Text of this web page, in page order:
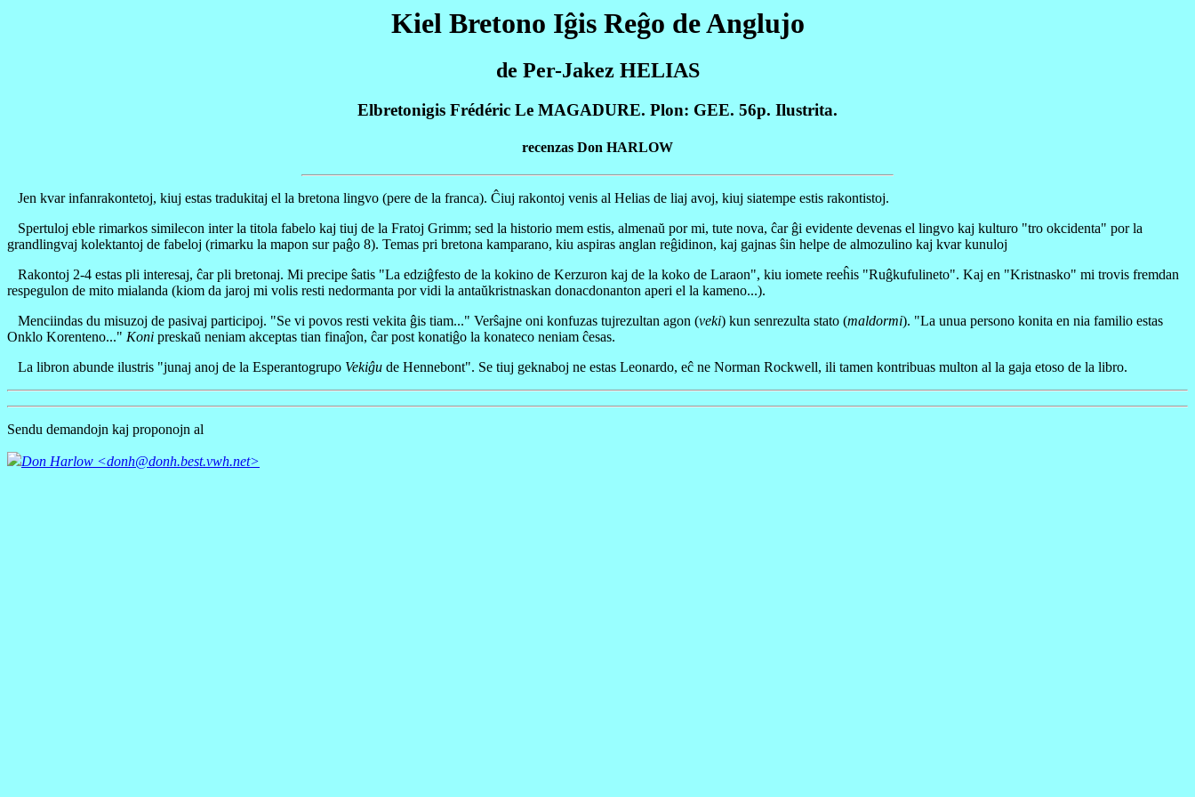
Kiel Bretono Iĝis Reĝo de Anglujo
de Per-Jakez HELIAS
Elbretonigis Frédéric Le MAGADURE. Plon: GEE. 56p. Ilustrita.
recenzas Don HARLOW
Jen kvar infanrakontetoj, kiuj estas tradukitaj el la bretona lingvo (pere de la franca). Ĉiuj rakontoj venis al Helias de liaj avoj, kiuj siatempe estis rakontistoj.
Spertuloj eble rimarkos similecon inter la titola fabelo kaj tiuj de la Fratoj Grimm; sed la historio mem estis, almenaŭ por mi, tute nova, ĉar ĝi evidente devenas el lingvo kaj kulturo "tro okcidenta" por la
grandlingvaj kolektantoj de fabeloj (rimarku la mapon sur paĝo 8). Temas pri bretona kamparano, kiu aspiras anglan reĝidinon, kaj gajnas ŝin helpe de almozulino kaj kvar kunuloj
Rakontoj 2-4 estas pli interesaj, ĉar pli bretonaj. Mi precipe ŝatis "La edziĝfesto de la kokino de Kerzuron kaj de la koko de Laraon", kiu iomete reeĥis "Ruĝkufulineto". Kaj en "Kristnasko" mi trovis fremdan
respegulon de mito mialanda (kiom da jaroj mi volis resti nedormanta por vidi la antaŭkristnaskan donacdonanton aperi el la kameno...).
Menciindas du misuzoj de pasivaj participoj. "Se vi povos resti vekita ĝis tiam..." Verŝajne oni konfuzas tujrezultan agon (veki) kun senrezulta stato (maldormi). "La unua persono konita en nia familio estas
Onklo Korenteno..." Koni preskaŭ neniam akceptas tian finaĵon, ĉar post konatiĝo la konateco neniam ĉesas.
La libron abunde ilustris "junaj anoj de la Esperantogrupo Vekiĝu de Hennebont". Se tiuj geknaboj ne estas Leonardo, eĉ ne Norman Rockwell, ili tamen kontribuas multon al la gaja etoso de la libro.
Sendu demandojn kaj proponojn al
Don Harlow <donh@donh.best.vwh.net>